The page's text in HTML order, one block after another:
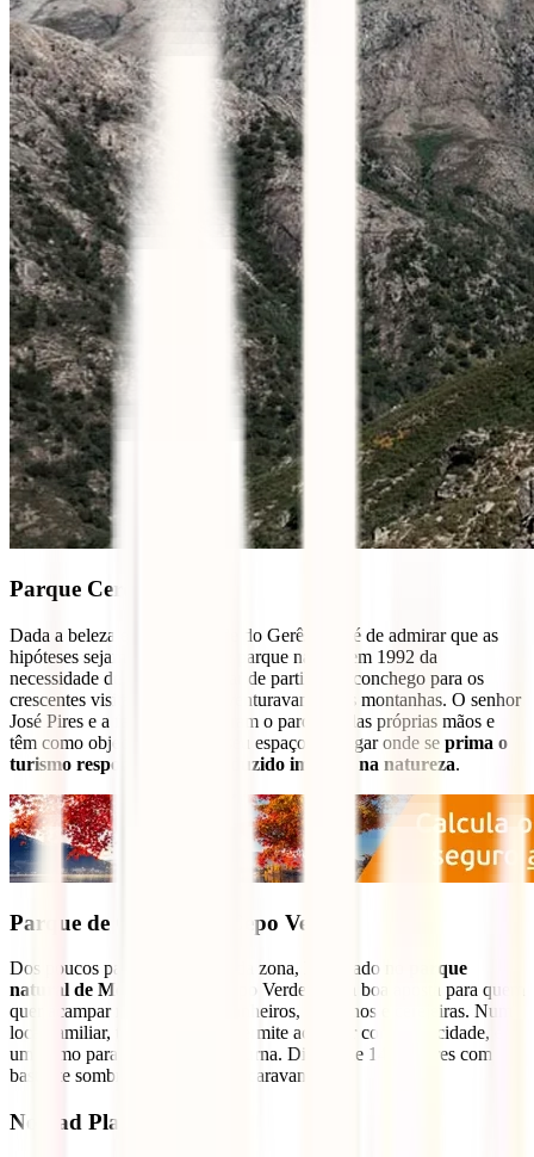
Parque Cerdeira
Dada a beleza e grandiosidade do Gerês, não é de admirar que as
hipóteses sejam imensas. Este parque nasceu em 1992 da
necessidade de existir um lugar de partilha e aconchego para os
crescentes visitantes que se aventuravam pelas montanhas. O senhor
José Pires e a família construíram o parque pelas próprias mãos e
têm como objectivo tornar o seu espaço um lugar onde se prima o
turismo responsável com reduzido impacto na natureza.
Parque de Campismo Cepo Verde
Dos poucos parques privados da zona, localizado no
parque
natural de Montesinho
, o Cepo Verde é uma boa aposta para quem
quer acampar rodeado de castanheiros, carvalhos e cerejeiras. Num
local familiar, tranquilo e que permite acampar com privacidade, é
um ótimo para observação nocturna. Dispõe de 140 lugares com
bastante sombra para tendas ou caravanas.
Nomad Planet